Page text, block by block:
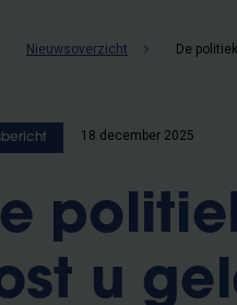
Nieuwsoverzicht
18 december 2025
u